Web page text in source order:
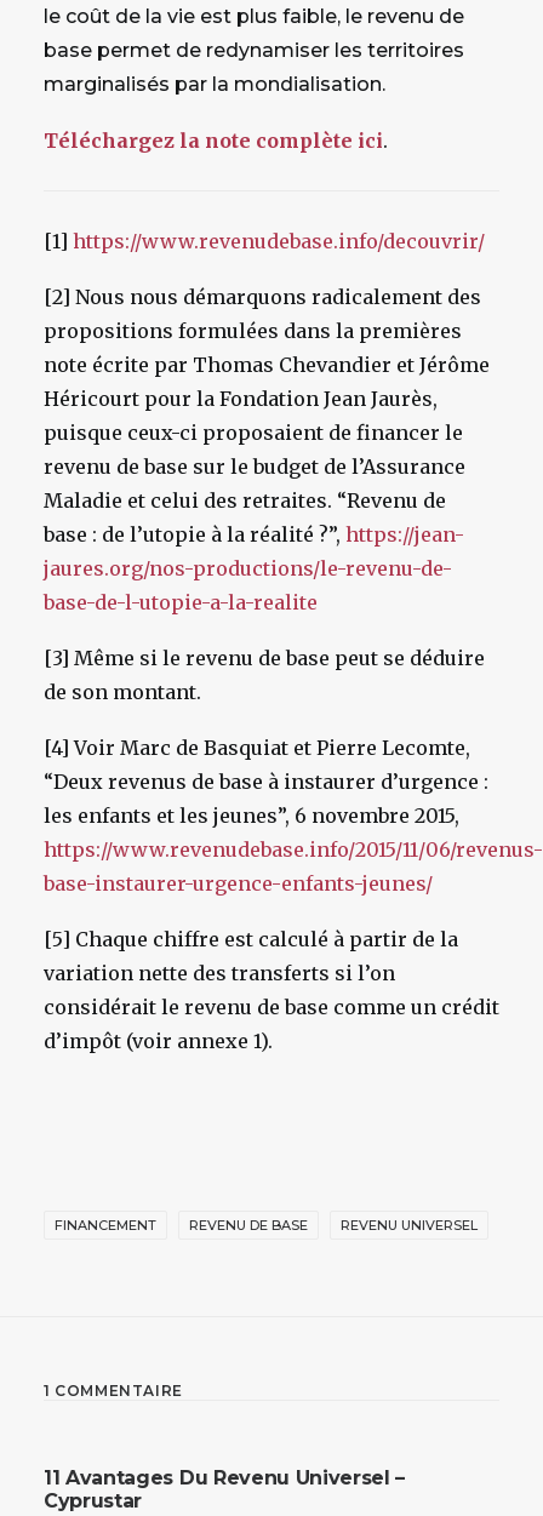
le coût de la vie est plus faible, le revenu de
base permet de redynamiser les territoires
marginalisés par la mondialisation.
Téléchargez la note complète ici.
[1] https://www.revenudebase.info/decouvrir/
[2] Nous nous démarquons radicalement des
propositions formulées dans la premières
note écrite par Thomas Chevandier et Jérôme
Héricourt pour la Fondation Jean Jaurès,
puisque ceux-ci proposaient de financer le
revenu de base sur le budget de l’Assurance
Maladie et celui des retraites. “Revenu de
base : de l’utopie à la réalité ?”, https://jean-
jaures.org/nos-productions/le-revenu-de-
base-de-l-utopie-a-la-realite
[3] Même si le revenu de base peut se déduire
de son montant.
[4] Voir Marc de Basquiat et Pierre Lecomte,
“Deux revenus de base à instaurer d’urgence :
les enfants et les jeunes”, 6 novembre 2015,
https://www.revenudebase.info/2015/11/06/revenus-
base-instaurer-urgence-enfants-jeunes/
[5] Chaque chiffre est calculé à partir de la
variation nette des transferts si l’on
considérait le revenu de base comme un crédit
d’impôt (voir annexe 1).
FINANCEMENT REVENU DE BASE REVENU UNIVERSEL
1 COMMENTAIRE
11 Avantages Du Revenu Universel –
Cyprustar